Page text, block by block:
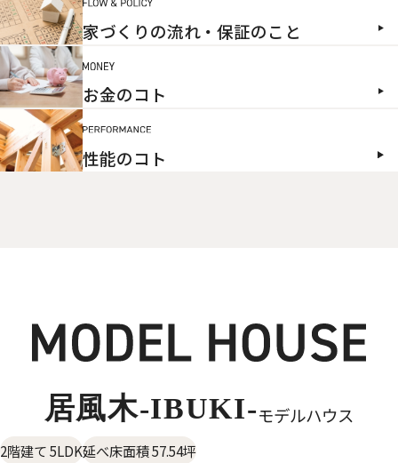
家づくりの流れ・保証のこと
お金のコト
性能のコト
居風木-IBUKI-モデルハウス
2階建て 5LDK延べ床面積 57.54坪